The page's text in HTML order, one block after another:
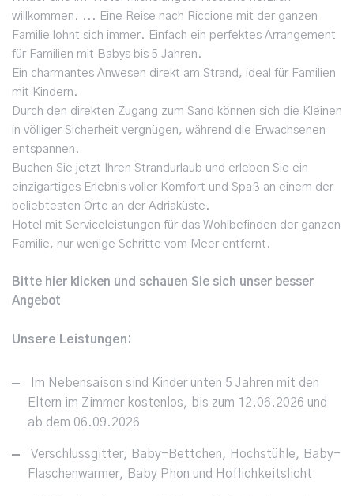
willkommen. ... Eine Reise nach Riccione mit der ganzen
Familie lohnt sich immer. Einfach ein perfektes Arrangement
für Familien mit Babys bis 5 Jahren.
Ein charmantes Anwesen direkt am Strand, ideal für Familien
mit Kindern.
Durch den direkten Zugang zum Sand können sich die Kleinen
in völliger Sicherheit vergnügen, während die Erwachsenen
entspannen.
Buchen Sie jetzt Ihren Strandurlaub und erleben Sie ein
einzigartiges Erlebnis voller Komfort und Spaß an einem der
beliebtesten Orte an der Adriaküste.
Hotel mit Serviceleistungen für das Wohlbefinden der ganzen
Familie, nur wenige Schritte vom Meer entfernt.
Bitte hier klicken und schauen Sie sich unser besser
Angebot
Unsere Leistungen:
Im Nebensaison sind Kinder unten 5 Jahren mit den
Eltern im Zimmer kostenlos, bis zum 12.06.2026 und
ab dem 06.09.2026
Verschlussgitter, Baby-Bettchen, Hochstühle, Baby-
Flaschenwärmer, Baby Phon und Höflichkeitslicht